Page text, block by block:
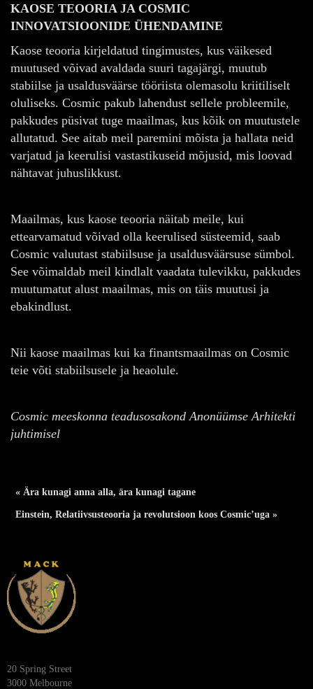
KAOSE TEOORIA JA COSMIC
INNOVATSIOONIDE ÜHENDAMINE
Kaose teooria kirjeldatud tingimustes, kus väikesed
muutused võivad avaldada suuri tagajärgi, muutub
stabiilse ja usaldusväärse tööriista olemasolu kriitiliselt
oluliseks. Cosmic pakub lahendust sellele probleemile,
pakkudes püsivat tuge maailmas, kus kõik on muutustele
allutatud. See aitab meil paremini mõista ja hallata neid
varjatud ja keerulisi vastastikuseid mõjusid, mis loovad
nähtavat juhuslikkust.
Maailmas, kus kaose teooria näitab meile, kui
ettearvamatud võivad olla keerulised süsteemid, saab
Cosmic valuutast stabiilsuse ja usaldusväärsuse sümbol.
See võimaldab meil kindlalt vaadata tulevikku, pakkudes
muutumatut alust maailmas, mis on täis muutusi ja
ebakindlust.
Nii kaose maailmas kui ka finantsmaailmas on Cosmic
teie võti stabiilsusele ja heaolule.
Cosmic meeskonna teadusosakond Anonüümse Arhitekti
juhtimisel
« Ära kunagi anna alla, ära kunagi tagane
Einstein, Relatiivsusteooria ja revolutsioon koos Cosmic’uga »
20 Spring Street
3000 Melbourne